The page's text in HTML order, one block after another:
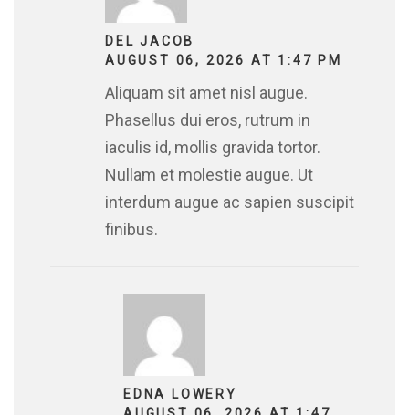
DEL JACOB
AUGUST 06, 2026 AT 1:47 PM
Aliquam sit amet nisl augue.
Phasellus dui eros, rutrum in
iaculis id, mollis gravida tortor.
Nullam et molestie augue. Ut
interdum augue ac sapien suscipit
finibus.
EDNA LOWERY